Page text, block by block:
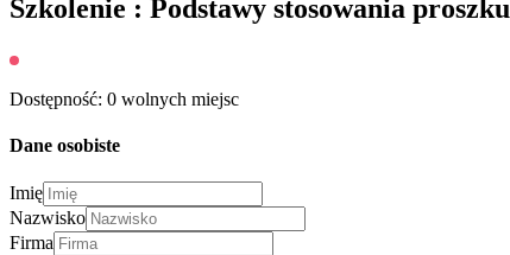
Szkolenie : Podstawy stosowania proszku
Dostępność: 0 wolnych miejsc
Dane osobiste
Imię
Nazwisko
Firma